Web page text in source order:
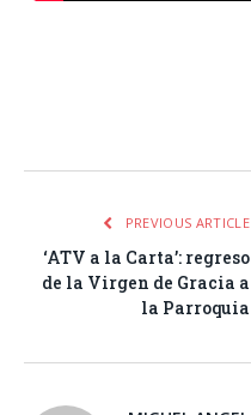
PREVIOUS ARTICLE
‘ATV a la Carta’: regreso
de la Virgen de Gracia a
la Parroquia